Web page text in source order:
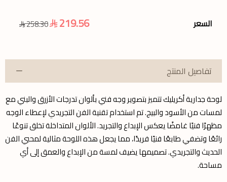
السعر 219.56
258.30
تفاصيل المنتج
لوحة جدارية أكريليك تتميز بتصوير وجه فني بألوان تدرجات الأزرق والبني مع
لمسات من الأسود والبيج. تم استخدام تقنية الفن التجريدي لإعطاء الوجه
مظهرًا فنيًا غامضًا يعكس الإبداع والتجريد. الألوان المتداخلة تخلق تنوعًا
رائعًا وتضفي طابعًا فنيًا فريدًا، مما يجعل هذه اللوحة مثالية لمحبي الفن
الحديث والتجريدي. تصميمها يضيف لمسة من الإبداع والعمق إلى أي
مساحة.